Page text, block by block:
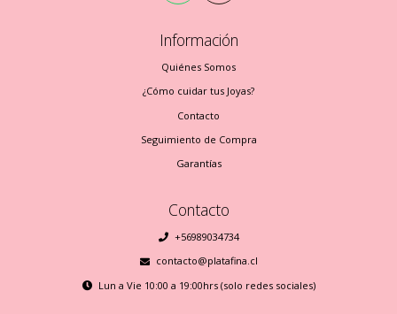
Información
Quiénes Somos
¿Cómo cuidar tus Joyas?
Contacto
Seguimiento de Compra
Garantías
Contacto
+56989034734
contacto@platafina.cl
Lun a Vie 10:00 a 19:00hrs (solo redes sociales)